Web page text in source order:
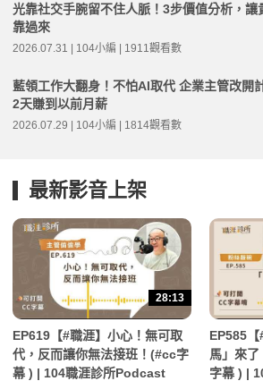
光靠社交手腕留不住人脈！3步價值分析，讓
靠過來
2026.07.31 | 104小編 | 1911觀看數
藍領工作大翻身！不怕AI取代 企業主管改開
2天賺到以前月薪
2026.07.29 | 104小編 | 1814觀看數
最新影音上架
28:13
EP619【#職涯】小心！無可取
代，反而讓你無法接班！(#cc字
幕 ) | 104職涯診所Podcast
EP585
馬」來
字幕 ) |